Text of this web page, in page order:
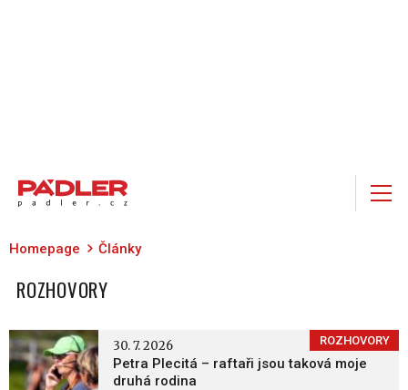
Homepage Články
ROZHOVORY
ROZHOVORY
Petra Plecitá – raftaři jsou taková moje
druhá rodina
30. 7. 2026